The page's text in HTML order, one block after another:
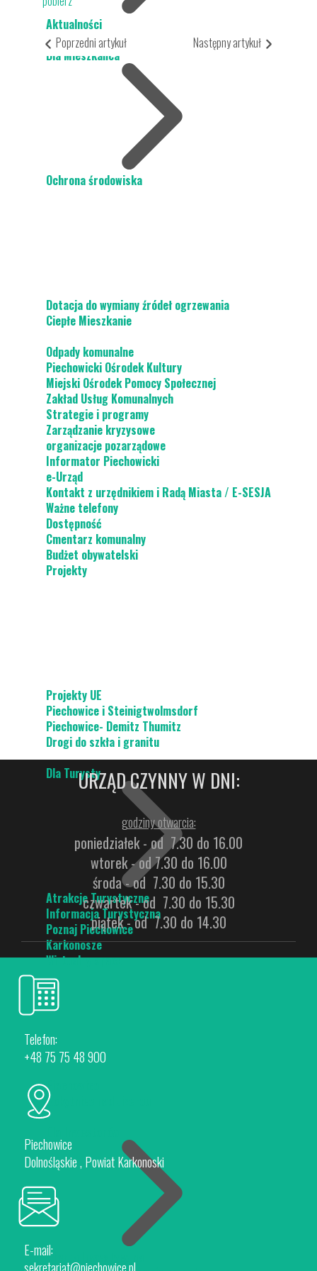
Aktualności
Dla Mieszkańca
Ochrona środowiska
Dotacja do wymiany źródeł ogrzewania
Ciepłe Mieszkanie
Odpady komunalne
Piechowicki Ośrodek Kultury
Miejski Ośrodek Pomocy Społecznej
Zakład Usług Komunalnych
Strategie i programy
Zarządzanie kryzysowe
organizacje pozarządowe
Informator Piechowicki
e-Urząd
Kontakt z urzędnikiem i Radą Miasta / E-SESJA
Ważne telefony
Dostępność
Cmentarz komunalny
Budżet obywatelski
Projekty
Projekty UE
Piechowice i Steinigtwolmsdorf
Piechowice- Demitz Thumitz
Drogi do szkła i granitu
Dla Turysty
Atrakcje Turystyczne
Informacja Turystyczna
Poznaj Piechowice
Karkonosze
Wirtualny spacer
Piechowice
Rokytnice nad Jizerou
Oferta Inwestycyjna
Poprzedni artykuł Następny artykuł
URZĄD CZYNNY W DNI:
godziny otwarcia:
poniedziałek - od 7.30 do 16.00
wtorek - od 7.30 do 16.00
środa - od 7.30 do 15.30
czwartek - od 7.30 do 15.30
piątek - od 7.30 do 14.30
Telefon:
+48 75 75 48 900
Piechowice
Dolnośląskie , Powiat Karkonoski
E-mail: